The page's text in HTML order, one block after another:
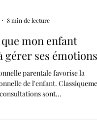
8 min de lecture
mon enfant
ses émotions "
parentale favorise la
de l'enfant.
sont...